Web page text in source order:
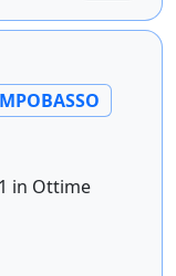
in Ottime